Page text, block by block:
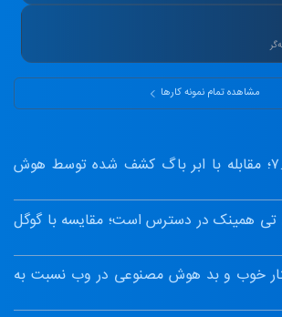
اطلاعات و اتوماسیون پیامک.
سود مرکب و طلا.
مشاهده تمام نمونه کارها
انتشار وردپرس ۷.۰.۳؛ مقابله با ابر باگ کشف شده توسط هوش
همینک در دسترس است؛ مقایسه با گوگل
خوب و بد هوش مصنوعی در وب نسبت به